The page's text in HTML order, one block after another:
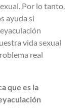
Por lo tanto,
ayuda si
vida sexual
real
que es la